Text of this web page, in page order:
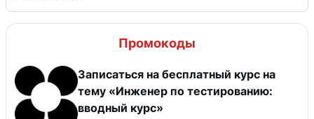
Промокоды
Записаться на бесплатный курс на
тему «Инженер по тестированию:
вводный курс»